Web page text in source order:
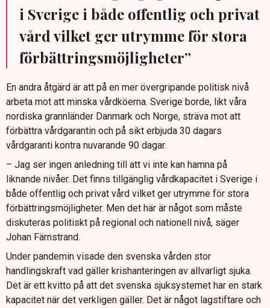
i Sverige i både offentlig och privat
vård vilket ger utrymme för stora
förbättringsmöjligheter”
En andra åtgärd är att på en mer övergripande politisk nivå
arbeta mot att minska vårdköerna. Sverige borde, likt våra
nordiska grannländer Danmark och Norge, sträva mot att
förbättra vårdgarantin och på sikt erbjuda 30 dagars
vårdgaranti kontra nuvarande 90 dagar.
– Jag ser ingen anledning till att vi inte kan hamna på
liknande nivåer. Det finns tillgänglig vårdkapacitet i Sverige i
både offentlig och privat vård vilket ger utrymme för stora
förbättringsmöjligheter. Men det här är något som måste
diskuteras politiskt på regional och nationell nivå, säger
Johan Färnstrand.
Under pandemin visade den svenska vården stor
handlingskraft vad gäller krishanteringen av allvarligt sjuka.
Det är ett kvitto på att det svenska sjuksystemet har en stark
kapacitet när det verkligen gäller. Det är något lagstiftare och